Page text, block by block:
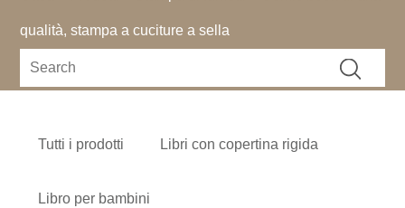
qualità, stampa a cuciture a sella
Tutti i prodotti Libri con copertina rigida
Libro per bambini